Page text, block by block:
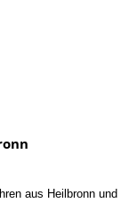
aus Heilbronn und